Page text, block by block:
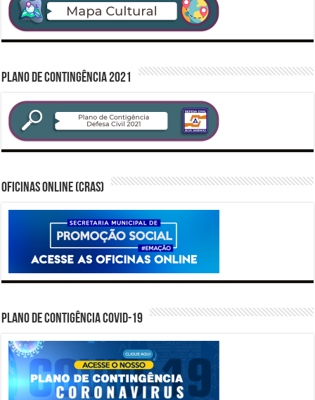
PLANO DE CONTINGÊNCIA 2021
Oficinas Online (CRAS)
PLANO DE CONTIGÊNCIA COVID-19